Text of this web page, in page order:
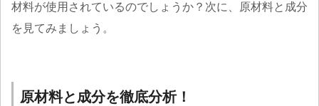
材料が使用されているのでしょうか？次に、原材料と成分
を見てみましょう。
原材料と成分を徹底分析！